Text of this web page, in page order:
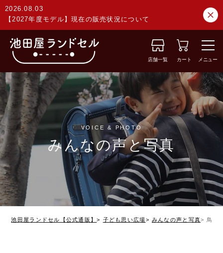
2026.08.03
【2027年度モデル】現在の販売状況について
店舗一覧 カート メニュー
VOICE & PHOTO
みんなの声と写真
池田屋ランドセル【公式通販】 子ども思い広場 みんなの声と写真 鳥取